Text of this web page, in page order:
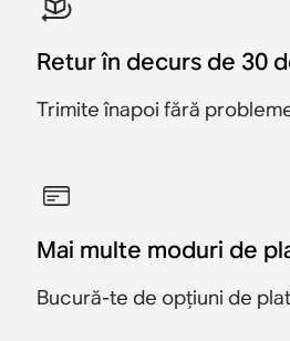
Retur în decurs de 30
Trimite înapoi fără
Mai multe moduri de
Bucură-te de opțiuni de